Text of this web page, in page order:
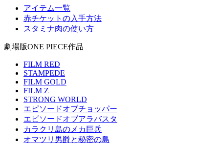
アイテム一覧
赤チケットの入手方法
スタミナ肉の使い方
劇場版ONE PIECE作品
FILM RED
STAMPEDE
FILM GOLD
FILM Z
STRONG WORLD
エピソードオブチョッパー
エピソードオブアラバスタ
カラクリ島のメカ巨兵
オマツリ男爵と秘密の島